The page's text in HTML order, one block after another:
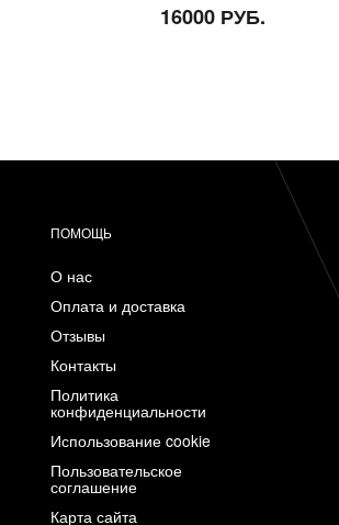
16000 РУБ.
ПОМОЩЬ
О нас
Оплата и доставка
Отзывы
Контакты
Политика
конфиденциальности
Использование cookie
Пользовательское
соглашение
Карта сайта